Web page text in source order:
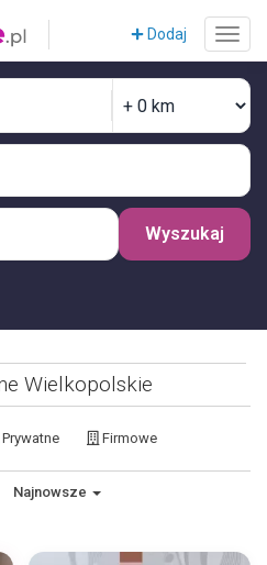
Dodaj
Wyszukaj
Wielkopolskie
Prywatne Firmowe
Najnowsze